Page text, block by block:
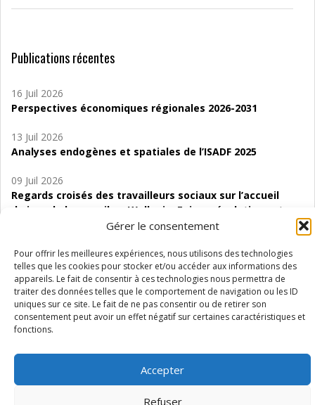
Gérer le consentement
Pour offrir les meilleures expériences, nous utilisons des technologies
telles que les cookies pour stocker et/ou accéder aux informations des
appareils. Le fait de consentir à ces technologies nous permettra de
traiter des données telles que le comportement de navigation ou les ID
uniques sur ce site. Le fait de ne pas consentir ou de retirer son
consentement peut avoir un effet négatif sur certaines caractéristiques et
fonctions.
Accepter
Refuser
Publications récentes
16 Juil 2026
Perspectives économiques régionales 2026-2031
13 Juil 2026
Analyses endogènes et spatiales de l’ISADF 2025
09 Juil 2026
Regards croisés des travailleurs sociaux sur l’accueil
de jour de bas seuil en Wallonie. Enjeux, évolutions et
06 Juil 2026
Étude d’évaluabilité des Structures
d’accompagnement à l’autocréation d’emploi (SAACE)
01 Juil 2026
Pénurie du personnel infirmier :quels indicateurs
Wallonie ?